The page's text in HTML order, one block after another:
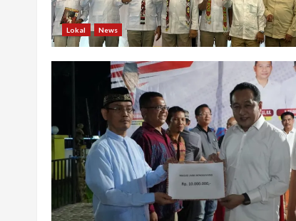
Lokal News